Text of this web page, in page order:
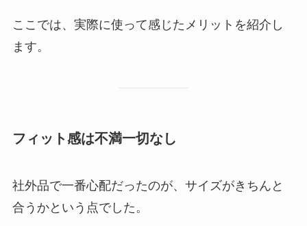
ここでは、実際に使って感じたメリットを紹介し
ます。
フィット感は不満一切なし
社外品で一番心配だったのが、サイズがきちんと
合うかという点でした。